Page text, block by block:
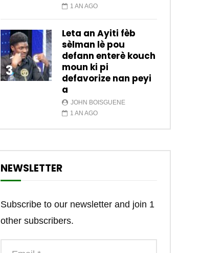
1 AN AGO
3
Leta an Ayiti fèb
sèlman lè pou
defann enterè kouch
moun ki pi
defavorize nan peyi
a
JOHN BOISGUENE
1 AN AGO
NEWSLETTER
Subscribe to our newsletter and join 1
other subscribers.